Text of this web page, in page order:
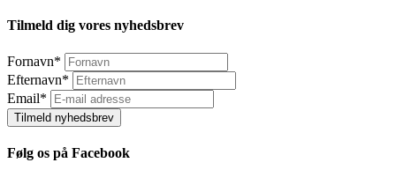
Tilmeld dig vores nyhedsbrev
Fornavn*
Efternavn*
Email*
Tilmeld nyhedsbrev
Følg os på Facebook